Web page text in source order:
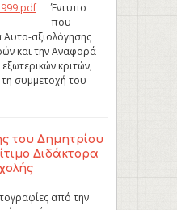
Έντυπο
που
Αυτο-αξιολόγησης
και την Αναφορά
κριτών,
συμμετοχή του
του Δημητρίου
Διδάκτορα
από την